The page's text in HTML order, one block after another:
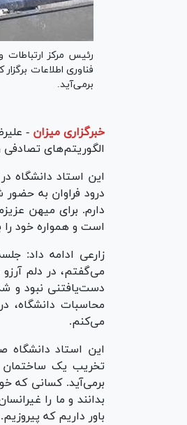
رئیس مرکز
فناوری اطلاعات
برمی‌آید.
خبرگزاری میزان -
الگوریتم‌های تصادفی
این استاد دانشگاه
درود فراوان به
دارم. برای میهن
است و همواره خود را
زارعی ادامه داد:
می‌گفتم، در دلم
دست‌یافتنی نبود و
محاسبات دانشگاه،
می‌کنم.
این استاد دانشگاه
تخریب یک ساختمان
برمی‌آید. کسانی که
بدانند و ما را
باور داریم که پیروزیم.